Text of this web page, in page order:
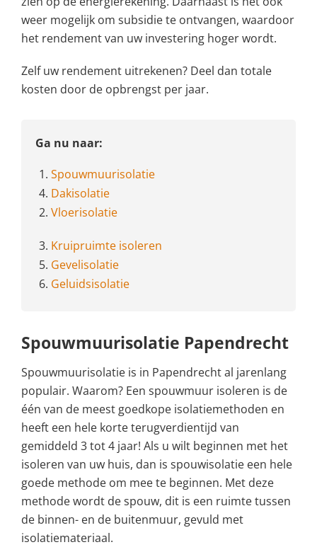
weer mogelijk om subsidie te ontvangen, waardoor
het rendement van uw investering hoger wordt.
Zelf uw rendement uitrekenen? Deel dan totale
kosten door de opbrengst per jaar.
Ga nu naar:
1. Spouwmuurisolatie
4. Dakisolatie
2. Vloerisolatie
3. Kruipruimte isoleren
5. Gevelisolatie
6. Geluidsisolatie
Spouwmuurisolatie Papendrecht
Spouwmuurisolatie is in Papendrecht al jarenlang
populair. Waarom? Een spouwmuur isoleren is de
één van de meest goedkope isolatiemethoden en
heeft een hele korte terugverdientijd van
gemiddeld 3 tot 4 jaar! Als u wilt beginnen met het
isoleren van uw huis, dan is spouwisolatie een hele
goede methode om mee te beginnen. Met deze
methode wordt de spouw, dit is een ruimte tussen
de binnen- en de buitenmuur, gevuld met
isolatiemateriaal.